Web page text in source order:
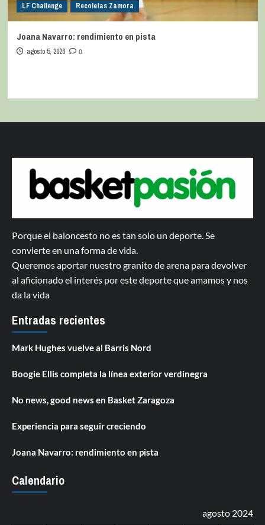
LF Challenge Recoletas Zamora
Joana Navarro: rendimiento en pista
agosto 5, 2026 0
Porque el baloncesto no es tan solo un deporte. Se
convierte en una forma de vida.
Queremos aportar nuestro granito de arena para devolver
al aficionado el interés por este deporte que amamos y nos
da la vida
Entradas recientes
Mark Hughes vuelve al Barris Nord
Boogie Ellis completa la línea exterior verdinegra
No news, good news en Basket Zaragoza
Experiencia para seguir creciendo
Joana Navarro: rendimiento en pista
Calendario
agosto 2024